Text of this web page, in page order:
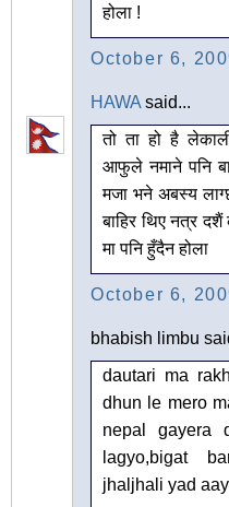
होला !
October 6,
HAWA said...
तो ता हो है
आफुले नमाने पनि
मजा भने अबस्य
बाहिर थिए नत्र
मा पनि हुँदैन होला
October 6,
bhabish limbu
dautari ma
dhun le mero
nepal gayera
lagyo,bigat
jhaljhali yad